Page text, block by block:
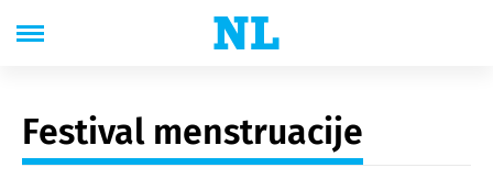
Festival menstruacije